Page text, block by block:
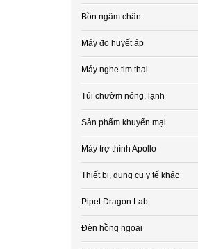
Bồn ngâm chân
Máy đo huyết áp
Máy nghe tim thai
Túi chườm nóng, lạnh
Sản phẩm khuyến mại
Máy trợ thính Apollo
Thiết bị, dụng cụ y tế khác
Pipet Dragon Lab
Đèn hồng ngoại